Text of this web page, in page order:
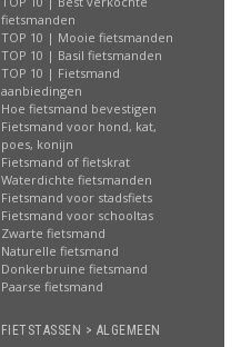
fietsmanden
TOP 10 | Mooie fietsmanden
TOP 10 | Basil fietsmanden
TOP 10 | Fietsmand
aanbiedingen
Hoe fietsmand bevestigen
Fietsmand voor hond, kat,
poes, konijn
Fietsmand of fietskrat
Waterdichte fietsmanden
Fietsmand voor stadsfiets
Fietsmand voor schooltas
Zwarte fietsmand
Naturelle fietsmand
Donkerbruine fietsmand
Paarse fietsmand
FIETSTASSEN > ALGEMEEN